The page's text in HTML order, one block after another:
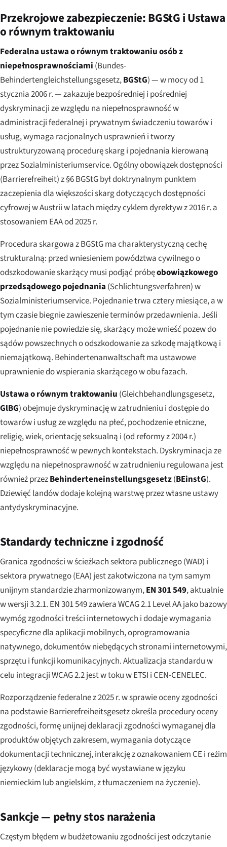
Przekrojowe zabezpieczenie: BGStG i Ustawa
o równym traktowaniu
Federalna ustawa o równym traktowaniu osób z
niepełnosprawnościami (Bundes-
Behindertengleichstellungsgesetz,BGStG) — w mocy od 1
stycznia 2006 r. — zakazuje bezpośredniej i pośredniej
dyskryminacji ze względu na niepełnosprawność w
administracji federalnej i prywatnym świadczeniu towarów i
usług, wymaga racjonalnych usprawnień i tworzy
ustrukturyzowaną procedurę skarg i pojednania kierowaną
przez Sozialministeriumservice. Ogólny obowiązek dostępności
(Barrierefreiheit) z §6 BGStG był doktrynalnym punktem
zaczepienia dla większości skarg dotyczących dostępności
cyfrowej w Austrii w latach między cyklem dyrektyw z 2016 r. a
stosowaniem EAA od 2025 r.
Procedura skargowa z BGStG ma charakterystyczną cechę
strukturalną: przed wniesieniem powództwa cywilnego o
odszkodowanie skarżący musi podjąć próbęobowiązkowego
przedsądowego pojednania (Schlichtungsverfahren) w
Sozialministeriumservice. Pojednanie trwa cztery miesiące, a w
tym czasie biegnie zawieszenie terminów przedawnienia. Jeśli
pojednanie nie powiedzie się, skarżący może wnieść pozew do
sądów powszechnych o odszkodowanie za szkodę majątkową i
niemajątkową. Behindertenanwaltschaft ma ustawowe
uprawnienie do wspierania skarżącego w obu fazach.
Ustawa o równym traktowaniu (Gleichbehandlungsgesetz,
GlBG) obejmuje dyskryminację w zatrudnieniu i dostępie do
towarów i usług ze względu na płeć, pochodzenie etniczne,
religię, wiek, orientację seksualną i (od reformy z 2004 r.)
niepełnosprawność w pewnych kontekstach. Dyskryminacja ze
względu na niepełnosprawność w zatrudnieniu regulowana jest
również przezBehinderteneinstellungsgesetz(BEinstG).
Dziewięć landów dodaje kolejną warstwę przez własne ustawy
antydyskryminacyjne.
Standardy techniczne i zgodność
Granica zgodności w ścieżkach sektora publicznego (WAD) i
sektora prywatnego (EAA) jest zakotwiczona na tym samym
unijnym standardzie zharmonizowanym,EN 301 549, aktualnie
w wersji 3.2.1. EN 301 549 zawiera WCAG 2.1 Level AA jako bazowy
wymóg zgodności treści internetowych i dodaje wymagania
specyficzne dla aplikacji mobilnych, oprogramowania
natywnego, dokumentów niebędących stronami internetowymi,
sprzętu i funkcji komunikacyjnych. Aktualizacja standardu w
celu integracji WCAG 2.2 jest w toku w ETSI i CEN-CENELEC.
Rozporządzenie federalne z 2025 r. w sprawie oceny zgodności
na podstawie Barrierefreiheitsgesetz określa procedury oceny
zgodności, formę unijnej deklaracji zgodności wymaganej dla
produktów objętych zakresem, wymagania dotyczące
dokumentacji technicznej, interakcję z oznakowaniem CE i reżim
językowy (deklaracje mogą być wystawiane w języku
niemieckim lub angielskim, z tłumaczeniem na życzenie).
Sankcje — pełny stos narażenia
Częstym błędem w budżetowaniu zgodności jest odczytanie